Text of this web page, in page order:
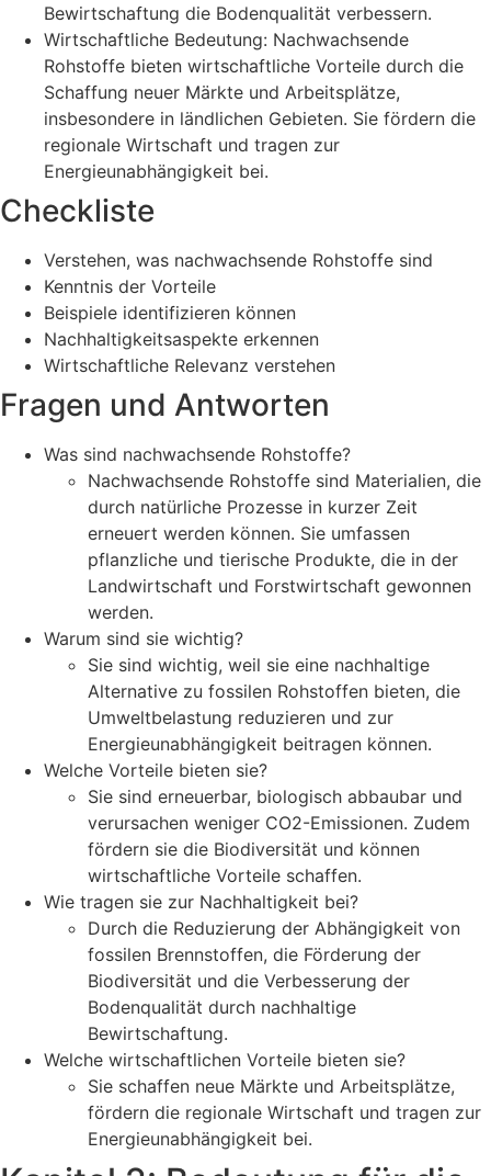
Bewirtschaftung die Bodenqualität verbessern.
Wirtschaftliche Bedeutung: Nachwachsende
Rohstoffe bieten wirtschaftliche Vorteile durch die
Schaffung neuer Märkte und Arbeitsplätze,
insbesondere in ländlichen Gebieten. Sie fördern die
regionale Wirtschaft und tragen zur
Energieunabhängigkeit bei.
Checkliste
Verstehen, was nachwachsende Rohstoffe sind
Kenntnis der Vorteile
Beispiele identifizieren können
Nachhaltigkeitsaspekte erkennen
Wirtschaftliche Relevanz verstehen
Fragen und Antworten
Was sind nachwachsende Rohstoffe?
Nachwachsende Rohstoffe sind Materialien, die
durch natürliche Prozesse in kurzer Zeit
erneuert werden können. Sie umfassen
pflanzliche und tierische Produkte, die in der
Landwirtschaft und Forstwirtschaft gewonnen
werden.
Warum sind sie wichtig?
Sie sind wichtig, weil sie eine nachhaltige
Alternative zu fossilen Rohstoffen bieten, die
Umweltbelastung reduzieren und zur
Energieunabhängigkeit beitragen können.
Welche Vorteile bieten sie?
Sie sind erneuerbar, biologisch abbaubar und
verursachen weniger CO2-Emissionen. Zudem
fördern sie die Biodiversität und können
wirtschaftliche Vorteile schaffen.
Wie tragen sie zur Nachhaltigkeit bei?
Durch die Reduzierung der Abhängigkeit von
fossilen Brennstoffen, die Förderung der
Biodiversität und die Verbesserung der
Bodenqualität durch nachhaltige
Bewirtschaftung.
Welche wirtschaftlichen Vorteile bieten sie?
Sie schaffen neue Märkte und Arbeitsplätze,
fördern die regionale Wirtschaft und tragen zur
Energieunabhängigkeit bei.